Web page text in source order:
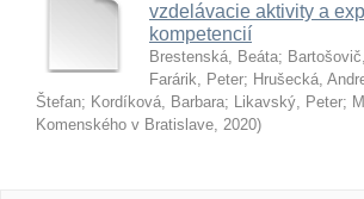
vzdelávacie aktivity a
kompetencií
Brestenská, Beáta;
Farárik, Peter; Hrušecká,
Štefan; Kordíková, Barbara; Likavský, Peter;
Komenského v Bratislave, 2020)